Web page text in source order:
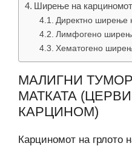
Ширење на карциномот
Директно ширење
Лимфогено
Хематогено
МАЛИГНИ
МАТКАТА
КАРЦИНОМ)
Карциномот на грлото